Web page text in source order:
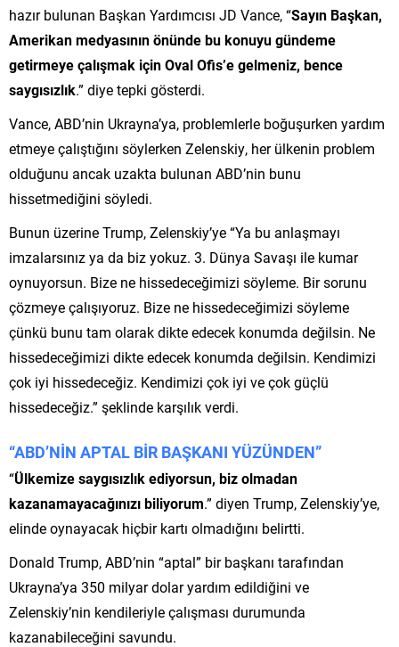
hazır bulunan Başkan Yardımcısı JD Vance, “Sayın Başkan,
Amerikan medyasının önünde bu konuyu gündeme
getirmeye çalışmak için Oval Ofis’e gelmeniz, bence
saygısızlık.” diye tepki gösterdi.
Vance, ABD’nin Ukrayna’ya, problemlerle boğuşurken yardım
etmeye çalıştığını söylerken Zelenskiy, her ülkenin problem
olduğunu ancak uzakta bulunan ABD’nin bunu
hissetmediğini söyledi.
Bunun üzerine Trump, Zelenskiy’ye “Ya bu anlaşmayı
imzalarsınız ya da biz yokuz. 3. Dünya Savaşı ile kumar
oynuyorsun. Bize ne hissedeceğimizi söyleme. Bir sorunu
çözmeye çalışıyoruz. Bize ne hissedeceğimizi söyleme
çünkü bunu tam olarak dikte edecek konumda değilsin. Ne
hissedeceğimizi dikte edecek konumda değilsin. Kendimizi
çok iyi hissedeceğiz. Kendimizi çok iyi ve çok güçlü
hissedeceğiz.” şeklinde karşılık verdi.
“ABD’NİN APTAL BİR BAŞKANI YÜZÜNDEN”
“Ülkemize saygısızlık ediyorsun, biz olmadan
kazanamayacağınızı biliyorum.” diyen Trump, Zelenskiy’ye,
elinde oynayacak hiçbir kartı olmadığını belirtti.
Donald Trump, ABD’nin “aptal” bir başkanı tarafından
Ukrayna’ya 350 milyar dolar yardım edildiğini ve
Zelenskiy’nin kendileriyle çalışması durumunda
kazanabileceğini savundu.